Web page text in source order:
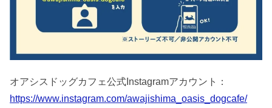
オアシスドッグカフェ公式Instagramアカウント：
https://www.instagram.com/awajishima_oasis_dogcafe/